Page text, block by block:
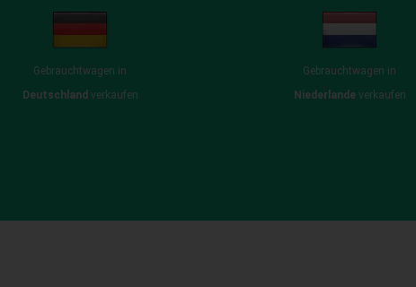
Gebrauchtwagen in
Deutschland verkaufen
Gebrauchtwagen in
Niederlandeverkaufen